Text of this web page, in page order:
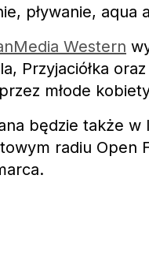
pływanie, aqua
Western
Przyjaciółka
młode
będzie także w
radiu Open